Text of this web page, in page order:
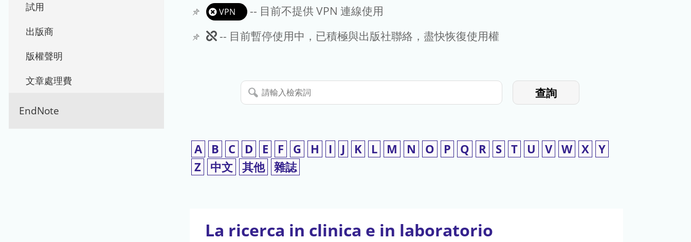
試用
出版商
版權聲明
文章處理費
EndNote
VPN
-- 目前不提供 VPN 連線使用
此
使
用
-- 目前暫停使用中，已積極與出版社聯絡，盡快恢復使用權
請
輸
索
詞
查詢
A B C D E F G H I J K L M N O P Q R S T U V W X Y
Z
中文 其他 雜誌
La ricerca in clinica e in laboratorio